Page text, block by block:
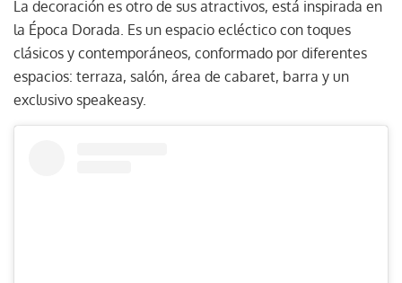
La decoración es otro de sus atractivos, está inspirada en
la Época Dorada. Es un espacio ecléctico con toques
clásicos y contemporáneos, conformado por diferentes
espacios: terraza, salón, área de cabaret, barra y un
exclusivo speakeasy.